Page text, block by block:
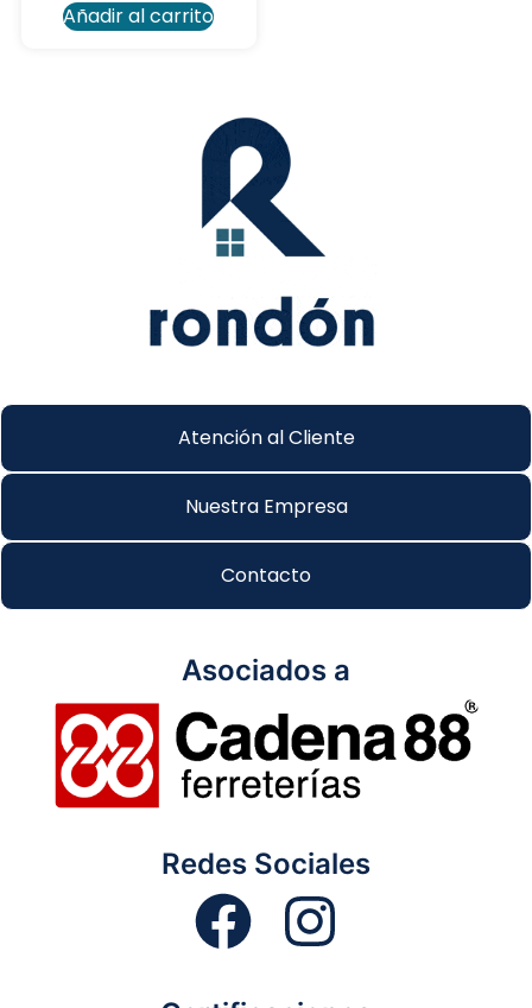
Añadir al carrito
Atención al Cliente
Nuestra Empresa
Contacto
Asociados a
Redes Sociales